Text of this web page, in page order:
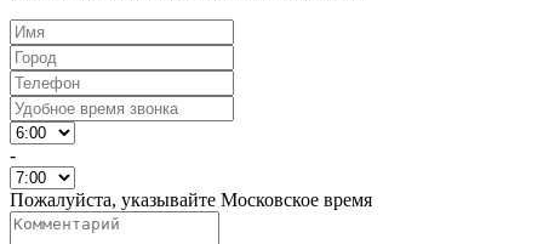
-
Пожалуйста, указывайте Московское время